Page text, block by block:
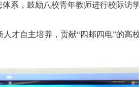
系，鼓励八校青年教师进行校际访
人才自主培养，贡献“四邮四电”的高